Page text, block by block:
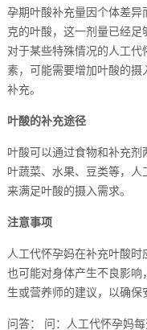
孕期叶酸补充量因个体差
克的叶酸，这一剂量已经足
对于某些特殊情况的人工
素，可能需要增加叶酸的
补充。
叶酸的补充途径
叶酸可以通过食物和补充
叶蔬菜、水果、豆类等，人
来满足叶酸的摄入需求。
注意事项
人工代怀孕妈在补充叶酸
也可能对身体产生不良影响
生或营养师的建议，以确保
问答： 问：人工代怀孕妈